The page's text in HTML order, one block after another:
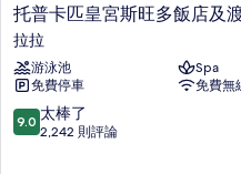
托
普
卡
匹
皇
宮
斯
托普卡匹皇宮斯旺多飯店及
拉拉
游泳池
Spa
免費停車
免費無
9.0
分，
9.0 太棒了
2,242 則評論